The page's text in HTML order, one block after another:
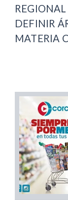
DEFINIR
MATERIA